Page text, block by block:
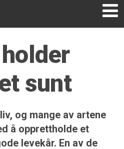
sunt
og mange av artene
å opprettholde et
levekår. En av de